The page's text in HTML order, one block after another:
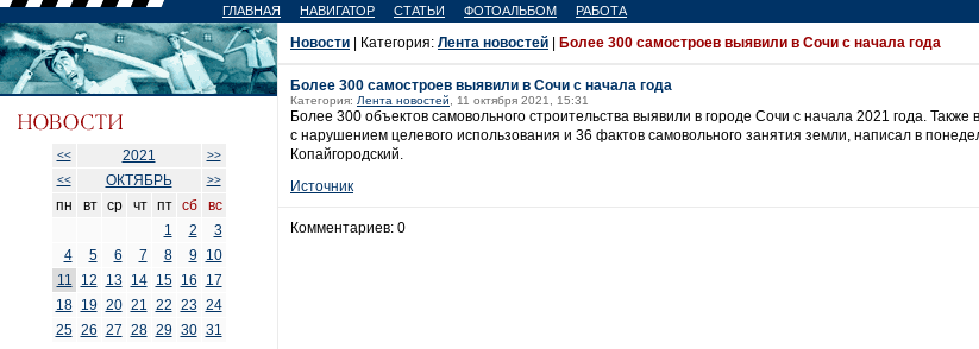
ГЛАВНАЯ НАВИГАТОР СТАТЬИ ФОТОАЛЬБОМ РАБОТА
<< 2021
>>
<<
ОКТЯБРЬ >>
пн вт ср чт пт сб
вс
1
2
3
4
5 6 7 8 9
10
11
12 13 14 15 16
17
18
19 20 21 22 23 24
25 26 27 28 29 30 31
Новости | Категория: Лента новостей Более 300 самостроев выявили в Сочи с начала года
Более 300 самостроев выявили в Сочи с начала года
Категория: Лента новостей , 11 октября 2021, 15:31
Более 300 объектов самовольного строительства выявили в городе Сочи с начала 2021 года.
с нарушением целевого использования и 36 фактов самовольного занятия земли, написал в
Копайгородский.
Источник
Комментариев: 0